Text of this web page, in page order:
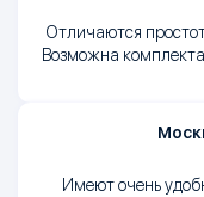
Отличаются
Возможна
Имеют очень